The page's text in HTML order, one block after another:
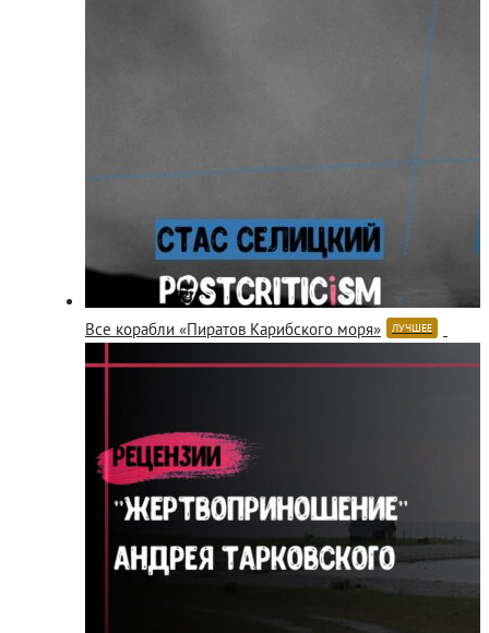
Все корабли «Пиратов Карибского моря» ЛУЧШЕЕ